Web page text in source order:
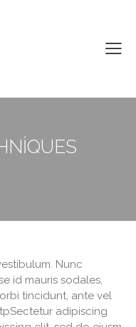
Nunc
id mauris sodales,
tincidunt, ante vel
adipiscing